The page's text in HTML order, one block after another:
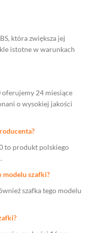
która zwiększa jej
istotne w warunkach
oferujemy 24 miesiące
o wysokiej jakości
to produkt polskiego
modelu szafki?
szafka tego modelu